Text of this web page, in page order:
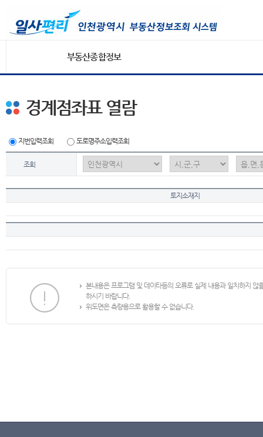
부동산종합정보
경계점좌표 열람
지번입력조회 도로명주소입력조회
조회
토지소재지
본내용은 프로그램 및 데이타등의 오류로 실제 내용과 일치하지
하시기 바랍니다.
위도면은 측량용으로 활용할 수 없습니다.